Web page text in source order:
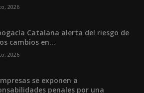
2026
Catalana alerta del riesgo de
cambios en...
2026
se exponen a
penales por una